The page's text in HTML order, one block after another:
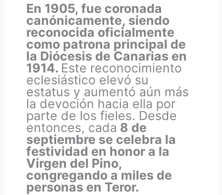
En 1905, fue coronada
canónicamente, siendo
reconocida oficialmente
como patrona principal de
la Diócesis de Canarias en
1914. Este reconocimiento
eclesiástico elevó su
estatus y aumentó aún más
la devoción hacia ella por
parte de los fieles. Desde
entonces, cada 8 de
septiembre se celebra la
festividad en honor a la
Virgen del Pino,
congregando a miles de
personas en Teror.